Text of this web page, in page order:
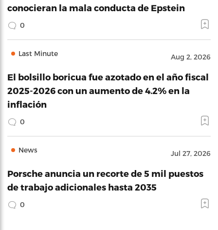
conocieran la mala conducta de Epstein
0
Last Minute Aug 2, 2026
El bolsillo boricua fue azotado en el año fiscal
2025-2026 con un aumento de 4.2% en la
inflación
0
News Jul 27, 2026
Porsche anuncia un recorte de 5 mil puestos
de trabajo adicionales hasta 2035
0